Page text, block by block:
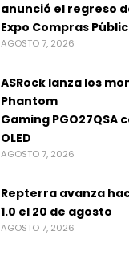
anunció el regreso
Expo Compras
AGOSTO 7, 2026
ASRock lanza los
Phantom
Gaming PGO27QSA
OLED
AGOSTO 7, 2026
Repterra avanza
1.0 el 20 de agosto
AGOSTO 7, 2026